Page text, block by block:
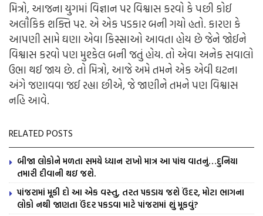
મિત્રો, આજના યુગમાં વિજ્ઞાન પર વિશ્વાસ કરવો કે પછી કોઈ
અલૌકિક શક્તિ પર. એ એક પડકાર બની ગયો હતો. કારણ કે
આપણી સામે ઘણા એવા કિસ્સાઓ આવતા હોય છે જેને જોઈને
વિશ્વાસ કરવો પણ મુશ્કેલ બની જતું હોય. તો એવા અનેક સવાલો
ઉભા થઈ જાય છે. તો મિત્રો, આજે અમે તમને એક એવી ઘટના
અંગે જણાવવા જઈ રહ્યા છીએ, જે જાણીને તમને પણ વિશ્વાસ
નહિ આવે.
RELATED POSTS
બીજા લોકોને મળતા સમયે ધ્યાન રાખો માત્ર આ પાંચ વાતનું…દુનિયા
તમારી દીવાની થઇ જશે.
પાંજરામાં મૂકી દો આ એક વસ્તુ, તરત પકડાય જશે ઉંદર, મોટા ભાગના
લોકો નથી જાણતા ઉંદર પકડવા માટે પાંજરામાં શું મૂકવું?